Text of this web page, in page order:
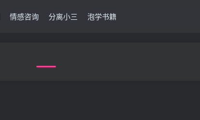
情感咨询 分离小三 泡学书籍